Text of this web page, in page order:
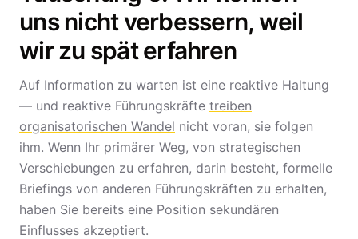
uns nicht verbessern, weil
wir zu spät erfahren
Auf Information zu warten ist eine reaktive Haltung
— und reaktive Führungskräfte treiben
organisatorischen Wandel nicht voran, sie folgen
ihm. Wenn Ihr primärer Weg, von strategischen
Verschiebungen zu erfahren, darin besteht, formelle
Briefings von anderen Führungskräften zu erhalten,
haben Sie bereits eine Position sekundären
Einflusses akzeptiert.